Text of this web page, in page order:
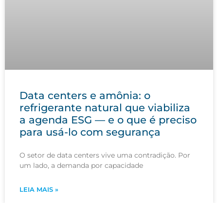
Data centers e amônia: o
refrigerante natural que viabiliza
a agenda ESG — e o que é preciso
para usá-lo com segurança
O setor de data centers vive uma contradição. Por
um lado, a demanda por capacidade
LEIA MAIS »